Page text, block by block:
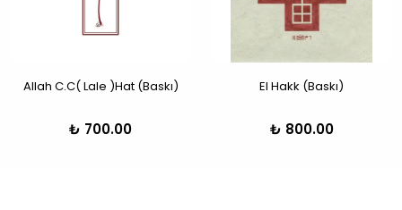
Allah C.C( Lale )Hat (Baskı)
₺ 700.00
El Hakk (Baskı)
₺ 800.00